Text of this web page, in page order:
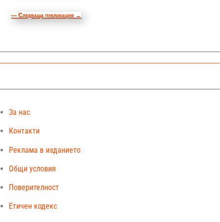
--- Следваща публикация →
За нас
Контакти
Реклама в изданието
Общи условия
Поверителност
Етичен кодекс